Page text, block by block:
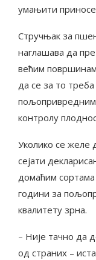
умањити
Стручњак за
наглашава да
већим
да се за то
пољопривредним
контролу
Уколико се желе
сејати
домаћим сортама
години за
квалитету зрна.
– Није тачно да
од страних –